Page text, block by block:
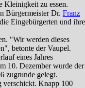
Kleinigkeit zu essen.
Bürgermeister Dr. Franz
Eingebürgerten und ihre
"Wir werden dieses
betonte der Vaupel.
eines Jahres
10. Dezember wurde der
zugrunde gelegt.
verschickt. Knapp 100